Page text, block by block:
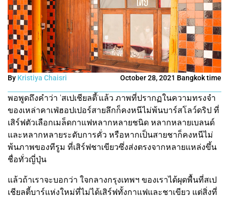
By Kristiya Chaisri October 28, 2021 Bangkok time
พอพูดถึงคำว่า 'สเปเชียลตี้'แล้ว ภาพที่ปรากฏในความทรงจำ
ของเหล่าคาเฟ่ฮอปเปอร์สายลึกก็คงหนีไม่พ้นบาร์สโลว์ดริป ที่
เสิร์ฟตัวเลือกเมล็ดกาแฟหลากหลายชนิด หลากหลายเบลนด์
และหลากหลายระดับการคั่ว หรือหากเป็นสายชาก็คงหนีไม่
พ้นภาพของทีรูม ที่เสิร์ฟชาเขียวซึ่งส่งตรงจากหลายแหล่งขึ้น
ชื่อทั่วญี่ปุ่น
แล้วถ้าเราจะบอกว่า ใจกลางกรุงเทพฯ ของเราได้ผุดพื้นที่สเป
เชียลตี้บาร์แห่งใหม่ที่ไม่ได้เสิร์ฟทั้งกาแฟและชาเขียว แต่สิ่งที่